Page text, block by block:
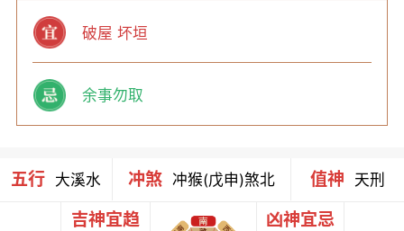
破屋 坏垣
余事勿取
五行 大溪水 冲煞 冲猴(戊申)煞北 值神 天刑
吉神宜趋 凶神宜忌